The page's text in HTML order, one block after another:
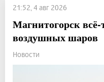
21:52, 4 авг 2026
Магнитогорск
воздушных шаров
Новости